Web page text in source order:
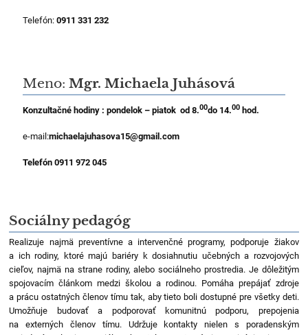
Telefón: 0911 331 232
Meno: Mgr. Michaela Juhásová
Konzultačné hodiny : pondelok – piatok od8.00do 14.00 hod.
e-mail:michaelajuhasova15@gmail.com
Telefón 0911 972 045
Sociálny pedagóg
Realizuje najmä preventívne a intervenčné programy, podporuje žiakov
a ich rodiny, ktoré majú bariéry k dosiahnutiu učebných a rozvojových
cieľov, najmä na strane rodiny, alebo sociálneho prostredia. Je dôležitým
spojovacím článkom medzi školou a rodinou. Pomáha prepájať zdroje
a prácu ostatných členov tímu tak, aby tieto boli dostupné pre všetky deti.
Umožňuje budovať a podporovať komunitnú podporu, prepojenia
na externých členov tímu. Udržuje kontakty nielen s poradenským